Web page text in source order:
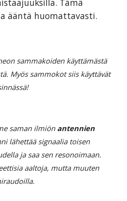
Tämä
ääntä huomattavasti.
sammakoiden käyttämästä
Myös sammokot siis käyttävät
saman ilmiön antennien
lähettää signaalia toisen
ja saa sen resonoimaan.
aaltoja, mutta muuten